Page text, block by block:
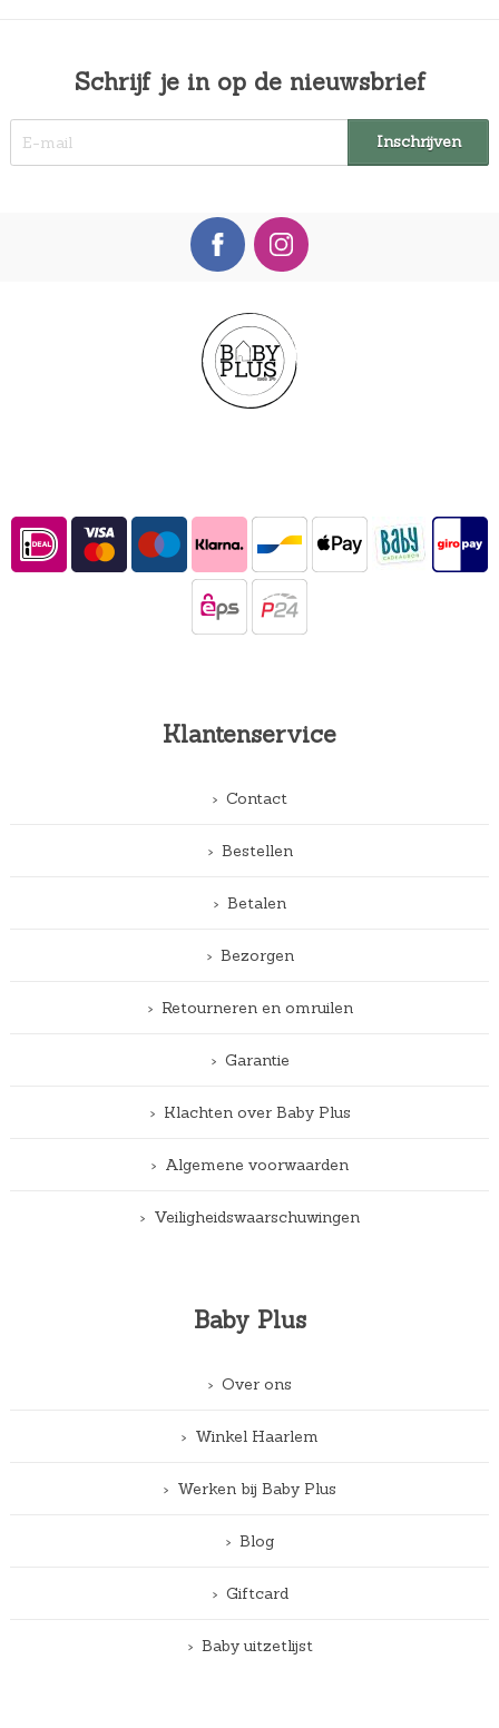
Schrijf je in op de nieuwsbrief
Klantenservice
Contact
Bestellen
Betalen
Bezorgen
Retourneren en omruilen
Garantie
Klachten over Baby Plus
Algemene voorwaarden
Veiligheidswaarschuwingen
Baby Plus
Over ons
Winkel Haarlem
Werken bij Baby Plus
Blog
Giftcard
Baby uitzetlijst